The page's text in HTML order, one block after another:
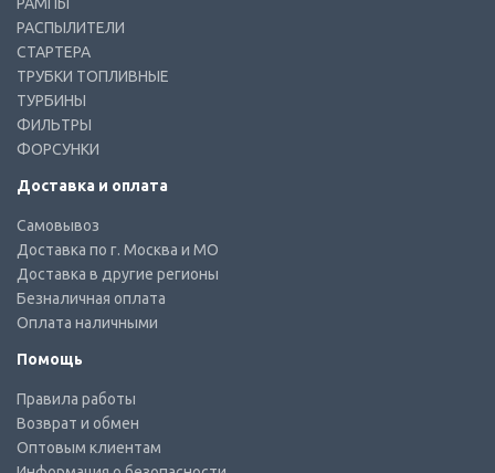
РАСПЫЛИТЕЛИ
СТАРТЕРА
ТРУБКИ ТОПЛИВНЫЕ
ТУРБИНЫ
ФИЛЬТРЫ
ФОРСУНКИ
Доставка и оплата
Самовывоз
Доставка по г. Москва и МО
Доставка в другие регионы
Безналичная оплата
Оплата наличными
Помощь
Правила работы
Возврат и обмен
Оптовым клиентам